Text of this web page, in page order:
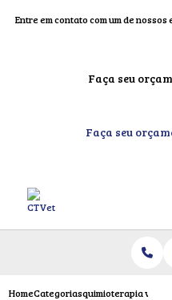
Entre em contato com um de
Faça seu
Faça seu
HomeCategoriasquimioterapia